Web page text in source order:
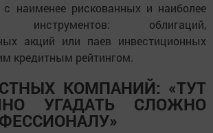
наименее рискованных и наиболее
инструментов: облигаций,
акций или паев инвестиционных
кредитным рейтингом.
КОМПАНИЙ: «ТУТ
УГАДАТЬ СЛОЖНО